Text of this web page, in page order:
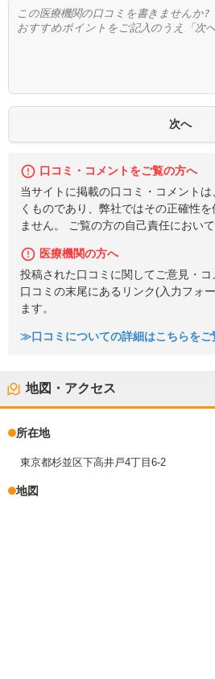
口コミ・コメントをご覧の方へ
当サイトに掲載の口コミ・コメント
くものであり、弊社ではその正確性
ません。 ご覧の方の自己責任におい
医療機関の方へ
投稿された口コミに関してご意見・
口コミの末尾にあるリンク(入力フォ
ます。
≫口コミについての詳細はこちらをご
地図・アクセス
所在地
東京都杉並区下高井戸4丁目6-2
地図